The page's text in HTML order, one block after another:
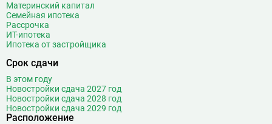
Материнский капитал
Семейная ипотека
Рассрочка
ИТ-ипотека
Ипотека от застройщика
Срок сдачи
В этом году
Новостройки сдача 2027 год
Новостройки сдача 2028 год
Новостройки сдача 2029 год
Расположение